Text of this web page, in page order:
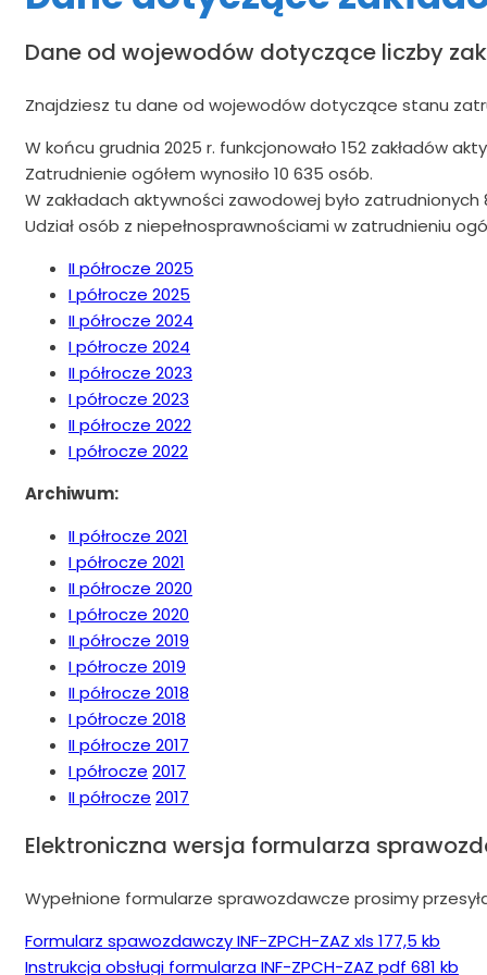
Dane od wojewodów dotyczące liczby
Znajdziesz tu dane od wojewodów dotyczące stanu
W końcu grudnia 2025 r. funkcjonowało 152 zakładów
Zatrudnienie ogółem wynosiło 10 635 osób.
W zakładach aktywności zawodowej było zatrudnionych
Udział osób z niepełnosprawnościami w zatrudnieniu
II półrocze 2025
I półrocze 2025
II półrocze 2024
I półrocze 2024
II półrocze 2023
I półrocze 2023
II półrocze 2022
I półrocze 2022
Archiwum:
II półrocze 2021
I półrocze 2021
II półrocze 2020
I półrocze 2020
II półrocze 2019
I półrocze 2019
II półrocze 2018
I półrocze 2018
II półrocze 2017
I półrocze 2017
II półrocze 2017
Elektroniczna wersja formularza
Wypełnione formularze sprawozdawcze prosimy
Formularz spawozdawczy INF-ZPCH-ZAZ xls 177,5 kb
Instrukcja obsługi formularza INF-ZPCH-ZAZ pdf 681 kb